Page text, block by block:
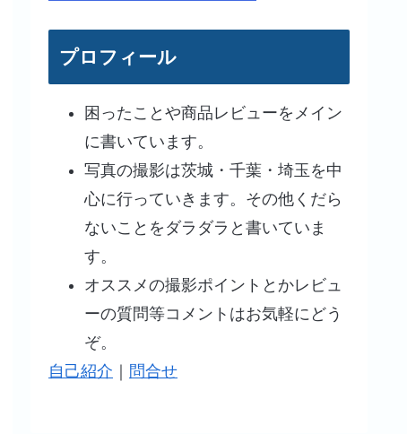
プロフィール
困ったことや商品レビューをメイン
に書いています。
写真の撮影は茨城・千葉・埼玉を中
心に行っていきます。その他くだら
ないことをダラダラと書いていま
す。
オススメの撮影ポイントとかレビュ
ーの質問等コメントはお気軽にどう
ぞ。
自己紹介
問合せ